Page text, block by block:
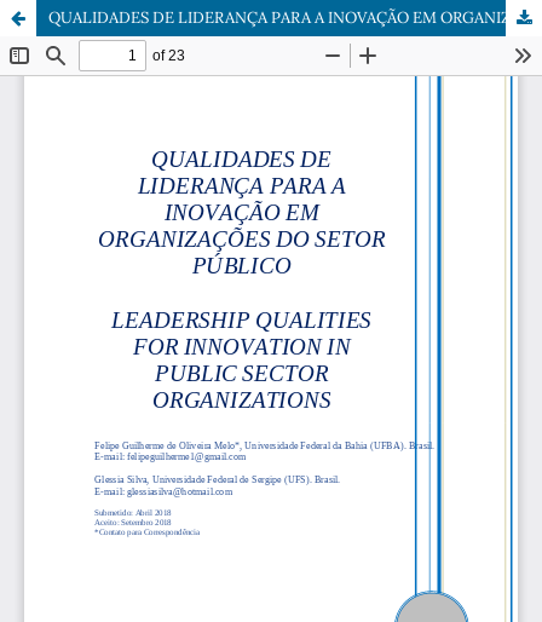
QUALIDADES DE LIDERANÇA PARA A INOVAÇÃO EM ORGANIZAÇÕES DO SETOR PÚBLICO | LEADERSHIP QUALITIES FOR INNOVATION IN PUBLIC SECTOR ORGANIZATIONS